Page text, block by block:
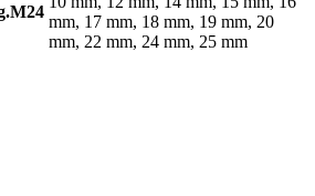
mm, 17 mm, 18 mm, 19 mm, 20
mm, 22 mm, 24 mm, 25 mm